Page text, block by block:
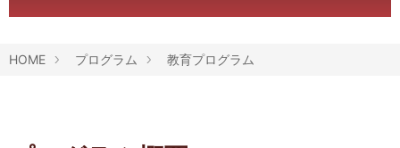
HOME プログラム 教育プログラム